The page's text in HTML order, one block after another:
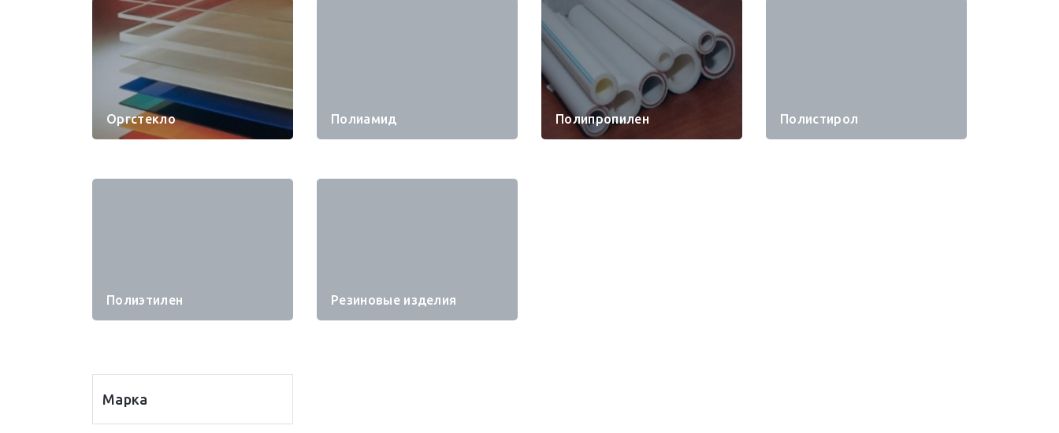
Оргстекло Полиамид Полипропилен Полистирол
Полиэтилен Резиновые изделия
Марка